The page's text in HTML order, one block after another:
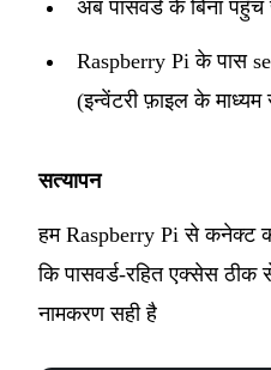
अब पासवर्ड के बिना
Raspberry Pi के पास
(इन्वेंटरी फ़ाइल के
सत्यापन
हम Raspberry Pi से कनेक्ट
कि पासवर्ड-रहित एक्सेस
नामकरण सही है